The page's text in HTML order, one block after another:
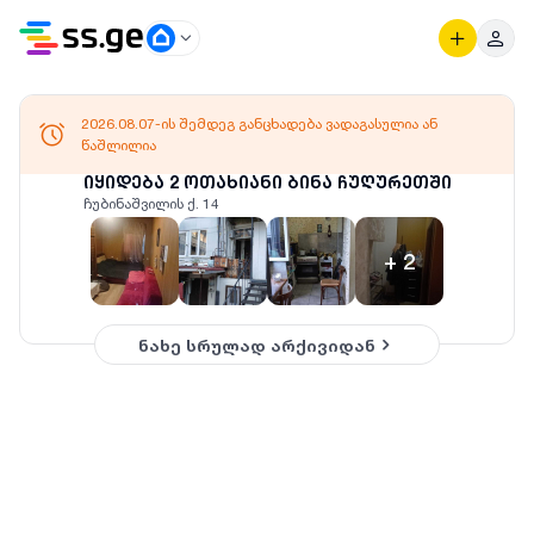
იყიდება 2 ოთახიანი ბინა ჩუღურეთში
ჩუბინაშვილის ქ. 14
+2
2026.08.07-ის შემდეგ განცხადება ვადაგასულია ან
წაშლილია
ნახე სრულად არქივიდან